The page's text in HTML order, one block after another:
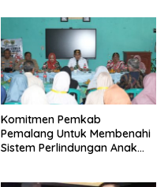
Komitmen Pemkab
Pemalang Untuk Membenahi
Sistem Perlindungan Anak